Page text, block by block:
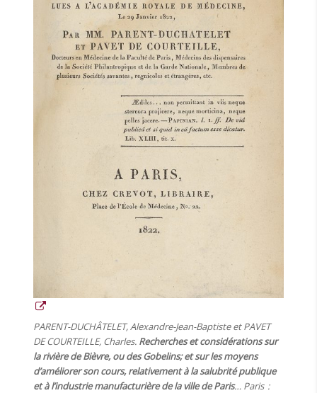
PARENT-DUCHÂTELET, Alexandre-Jean-Baptiste et PAVET
DE COURTEILLE, Charles. Recherches et considérations sur
la rivière de Bièvre, ou des Gobelins; et sur les moyens
d’améliorer son cours, relativement à la salubrité publique
et à l’industrie manufacturière de la ville de Paris… Paris :